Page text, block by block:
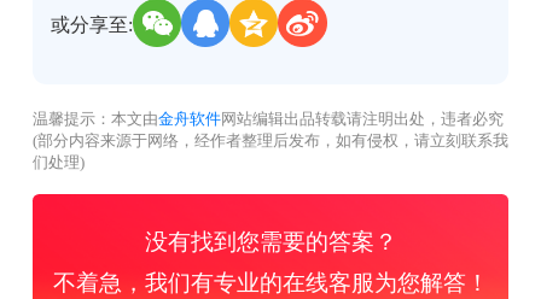
或分享至:
温馨提示：本文由金舟软件网站编辑出品转载请注明出处，违者必究
(部分内容来源于网络，经作者整理后发布，如有侵权，请立刻联系我
们处理)
没有找到您需要的答案？
不着急，我们有专业的在线客服为您解答！